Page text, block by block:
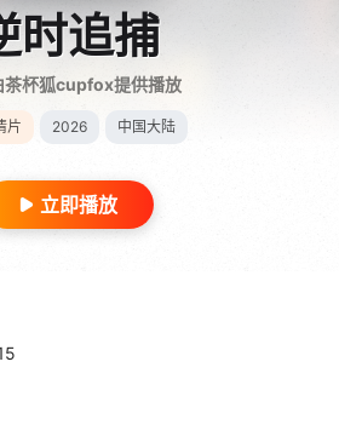
时追捕
茶杯狐cupfox提供播放
片 2026 中国大陆
立即播放